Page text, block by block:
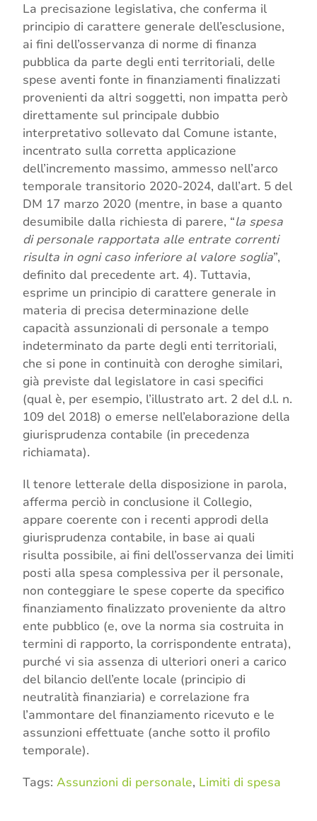
La precisazione legislativa, che conferma il
principio di carattere generale dell’esclusione,
ai fini dell’osservanza di norme di finanza
pubblica da parte degli enti territoriali, delle
spese aventi fonte in finanziamenti finalizzati
provenienti da altri soggetti, non impatta però
direttamente sul principale dubbio
interpretativo sollevato dal Comune istante,
incentrato sulla corretta applicazione
dell’incremento massimo, ammesso nell’arco
temporale transitorio 2020-2024, dall’art. 5 del
DM 17 marzo 2020 (mentre, in base a quanto
desumibile dalla richiesta di parere, “la spesa
di personale rapportata alle entrate correnti
risulta in ogni caso inferiore al valore soglia”,
definito dal precedente art. 4). Tuttavia,
esprime un principio di carattere generale in
materia di precisa determinazione delle
capacità assunzionali di personale a tempo
indeterminato da parte degli enti territoriali,
che si pone in continuità con deroghe similari,
già previste dal legislatore in casi specifici
(qual è, per esempio, l’illustrato art. 2 del d.l. n.
109 del 2018) o emerse nell’elaborazione della
giurisprudenza contabile (in precedenza
richiamata).
Il tenore letterale della disposizione in parola,
afferma perciò in conclusione il Collegio,
appare coerente con i recenti approdi della
giurisprudenza contabile, in base ai quali
risulta possibile, ai fini dell’osservanza dei limiti
posti alla spesa complessiva per il personale,
non conteggiare le spese coperte da specifico
finanziamento finalizzato proveniente da altro
ente pubblico (e, ove la norma sia costruita in
termini di rapporto, la corrispondente entrata),
purché vi sia assenza di ulteriori oneri a carico
del bilancio dell’ente locale (principio di
neutralità finanziaria) e correlazione fra
l’ammontare del finanziamento ricevuto e le
assunzioni effettuate (anche sotto il profilo
temporale).
Tags: Assunzioni di personale, Limiti di spesa